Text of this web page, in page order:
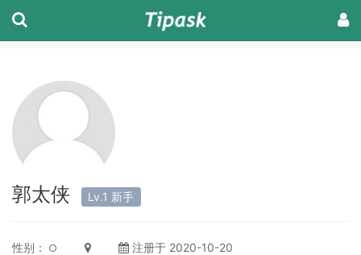
郭太侠 Lv.1 新手
性别： 注册于 2020-10-20